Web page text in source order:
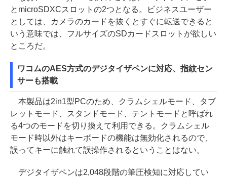
とmicroSDXCスロットの2つとなる。ビジネスユーザー
としては、カメラのカードを抜くとすぐに転送できると
いう意味では、フルサイズのSDカードスロットが欲しい
ところだ。
ワコムのAES方式のデジタイザペンに対応、指紋セン
サーも搭載
本製品は2in1型PCのため、クラムシェルモード、タブ
レットモード、スタンドモード、テントモードと呼ばれ
る4つのモードを切り換えて利用できる。クラムシェル
モード時以外はキーボードの機能は無効化されるので、
誤ってキーに触れて誤操作されるということはない。
デジタイザペンは2,048段階の筆圧検知に対応してい